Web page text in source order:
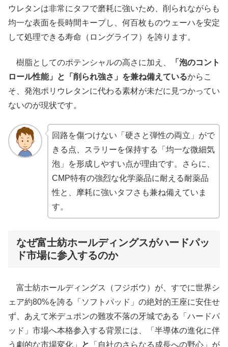
ウレタンは非常にタフで磨耗に強いため、削られながらも
均一な表面を長時間キープし、何百枚ものウェーハを安定
して処理できる寿命（ロングライフ）を誇ります。
樹脂としてのポテンシャルの高さに加え、
「泡のコント
ロール性能」と「削られ強さ」を兼ね備えているからこ
そ、発泡ポリウレタンに代わる素材が未だに見つかってい
ないのが現状です。
回路を傷つけない「硬さと弾性の両立」がで
きる点、スラリーを保持する「均一な微細気
泡」を形成しやすい点が理由です。さらに、
CMP特有の強烈な化学薬品に耐える耐薬品
性と、摩耗に強いタフさも兼ね備えていま
す。
なぜ富士紡ホールディングスがハードパッ
ド市場に参入するのか
富士紡ホールディングス（フジボウ）が、すでに世界シ
ェア約80%を誇る「ソフトパッド」の絶対的王座に安住せ
ず、あえて米デュポンの難攻不落の牙城である「ハードパ
ッド」市場へ本格参入する背景には、「半導体の進化に伴
う劇的な市場変化」
と
「自社のさらなる成長への野心」が